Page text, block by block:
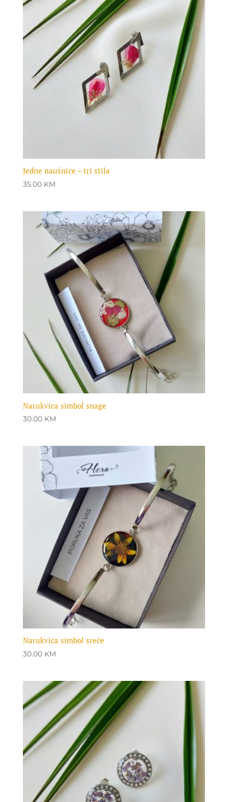
Jedne naušnice – tri stila
35.00 KM
Narukvica simbol snage
30.00 KM
Narukvica simbol sreće
30.00 KM